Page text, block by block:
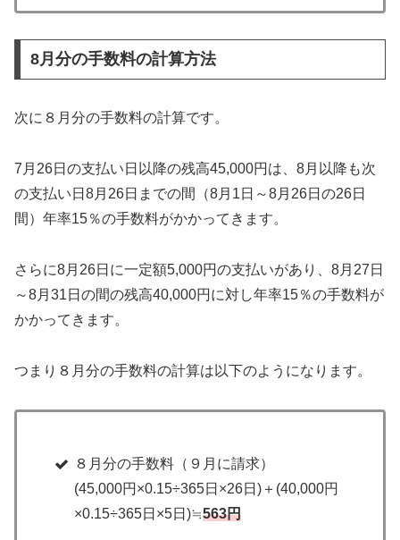
8月分の手数料の計算方法
次に８月分の手数料の計算です。
7月26日の支払い日以降の残高45,000円は、8月以降も次
の支払い日8月26日までの間（8月1日～8月26日の26日
間）年率15％の手数料がかかってきます。
さらに8月26日に一定額5,000円の支払いがあり、8月27日
～8月31日の間の残高40,000円に対し年率15％の手数料が
かかってきます。
つまり８月分の手数料の計算は以下のようになります。
８月分の手数料（９月に請求）
(45,000円×0.15÷365日×26日)＋(40,000円
×0.15÷365日×5日)≒563円